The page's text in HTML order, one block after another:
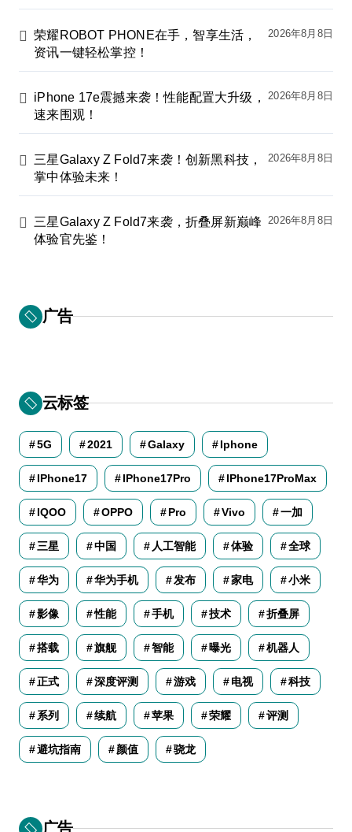
荣耀ROBOT PHONE在手，智享生活，
资讯一键轻松掌控！
2026年8月8日
iPhone 17e震撼来袭！性能配置大升级，
速来围观！
2026年8月8日
三星Galaxy Z Fold7来袭！创新黑科技，
掌中体验未来！
2026年8月8日
三星Galaxy Z Fold7来袭，折叠屏新巅峰
体验官先鉴！
2026年8月8日
广告
云标签
5G 2021 Galaxy Iphone
IPhone17 IPhone17Pro IPhone17ProMax
IQOO OPPO Pro Vivo 一加
三星 中国 人工智能 体验 全球
华为 华为手机 发布 家电 小米
影像 性能 手机 技术 折叠屏
搭载 旗舰 智能 曝光 机器人
正式 深度评测 游戏 电视 科技
系列 续航 苹果 荣耀 评测
避坑指南 颜值 骁龙
广告